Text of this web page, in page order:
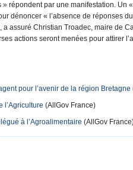
répondent par une manifestation. Un
dénoncer « l’absence de réponses
a assuré Christian Troadec, maire de
actions seront menées pour attirer
pour l’avenir de la région Bretagne
l’Agriculture (AllGov France)
à l’Agroalimentaire (AllGov